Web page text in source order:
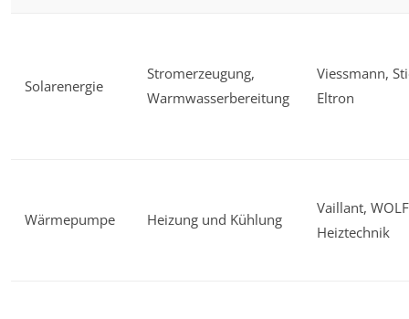
Solarenergie
Stromerzeugung,
Warmwasserbereitung
Viessmann,
Eltron
Wärmepumpe Heizung und Kühlung
Vaillant, WOLF
Heiztechnik